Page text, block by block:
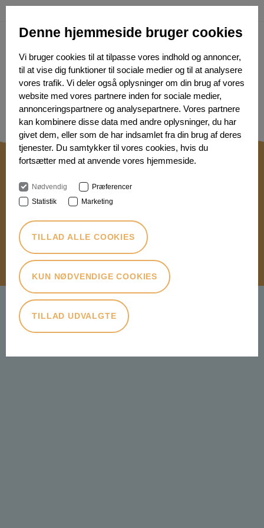
Denne hjemmeside bruger cookies
Vi bruger cookies til at tilpasse vores indhold og annoncer,
til at vise dig funktioner til sociale medier og til at analysere
vores trafik. Vi deler også oplysninger om din brug af vores
website med vores partnere inden for sociale medier,
annonceringspartnere og analysepartnere. Vores partnere
kan kombinere disse data med andre oplysninger, du har
givet dem, eller som de har indsamlet fra din brug af deres
tjenester. Du samtykker til vores cookies, hvis du
fortsætter med at anvende vores hjemmeside.
Nødvendig
Præferencer
Statistik
Marketing
TILLAD ALLE COOKIES
KUN NØDVENDIGE COOKIES
TILLAD UDVALGTE
TRYK HER FOR AT LOGGE PÅ
BEDØMMELSESSYSTEMMET
International Food Contest
Agro Food Park 26 · 8200 Aarhus N
PRIVATLIVSPOLITIK